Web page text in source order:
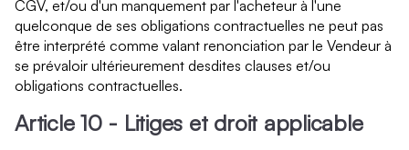
CGV, et/ou d'un manquement par l'acheteur à l'une
quelconque de ses obligations contractuelles ne peut pas
être interprété comme valant renonciation par le Vendeur à
se prévaloir ultérieurement desdites clauses et/ou
obligations contractuelles.
Article 10 - Litiges et droit applicable